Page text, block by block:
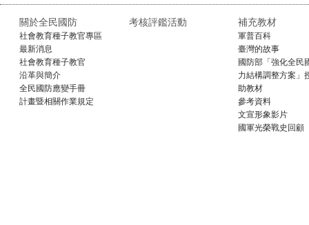
關於全民國防
社會教育種子教官專區
最新消息
社會教育種子教官
沿革與簡介
全民國防應變手冊
計畫暨相關作業規定
考核評鑑活動 補充教材
軍普百科
臺灣的故事
國防部「強化全民
力結構調整方案」
助教材
參考資料
文宣形象影片
國軍光榮戰史回顧